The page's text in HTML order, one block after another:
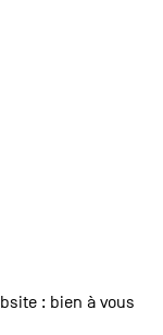
: bien à vous